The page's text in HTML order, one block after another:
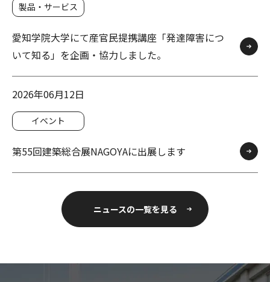
製品・サービス
愛知学院大学にて産官民提携講座「発達障害につ
いて知る」を企画・協力しました。
2026年06月12日
イベント
第55回建築総合展NAGOYAに出展します
ニュースの一覧を見る